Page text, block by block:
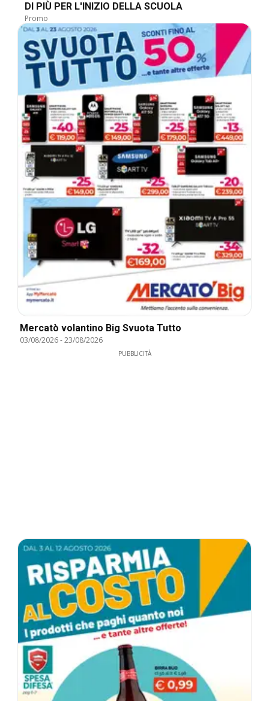
DI PIÙ PER L'INIZIO DELLA SCUOLA
Promo
Mercatò volantino Big Svuota Tutto
03/08/2026-23/08/2026
PUBBLICITÀ